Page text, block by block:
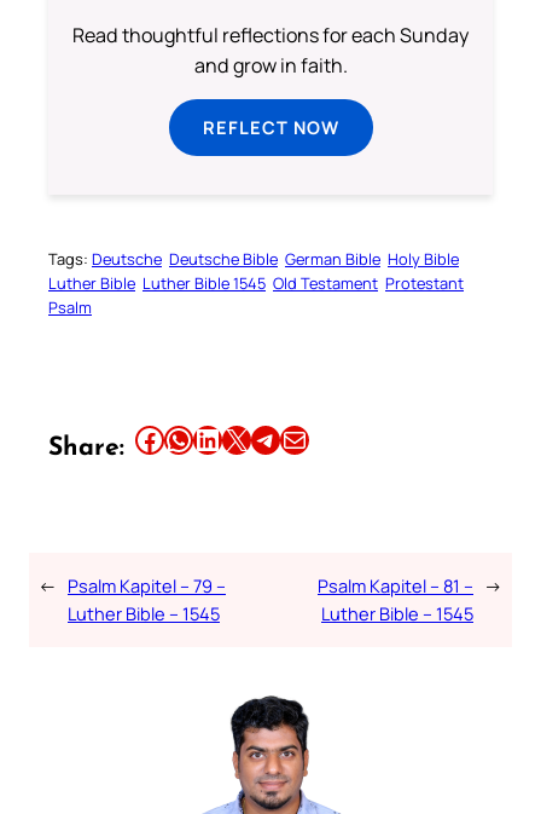
Read thoughtful reflections for each Sunday
and grow in faith.
REFLECT NOW
Tags: Deutsche Deutsche Bible German Bible Holy Bible
Luther Bible Luther Bible 1545 Old Testament Protestant
Psalm
Share: Share this article on Facebook Share this article on WhatsApp Share this article on LinkedIn Share this article on X Share this article on TelegramEmail this Article
← Psalm Kapitel – 79 –
Luther Bible – 1545
Psalm Kapitel – 81 –
Luther Bible – 1545
→